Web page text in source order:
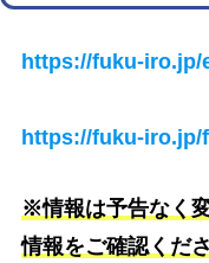
https://fuku-iro.jp/
https://fuku-iro.jp/
※情報は予告なく
情報をご確認くださ